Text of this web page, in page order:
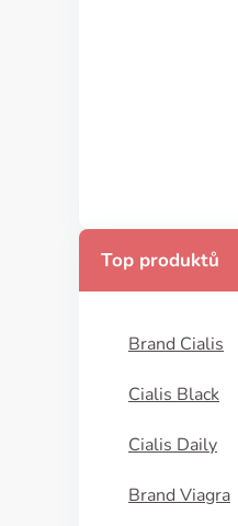
Top produktů
Brand Cialis
Cialis Black
Cialis Daily
Brand Viagra